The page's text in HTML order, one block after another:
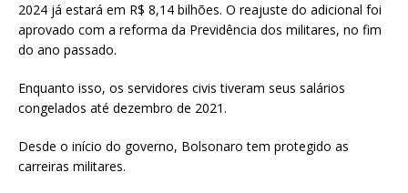
2024 já estará em R$ 8,14 bilhões. O reajuste do adicional foi
aprovado com a reforma da Previdência dos militares, no fim
do ano passado.
Enquanto isso, os servidores civis tiveram seus salários
congelados até dezembro de 2021.
Desde o início do governo, Bolsonaro tem protegido as
carreiras militares.